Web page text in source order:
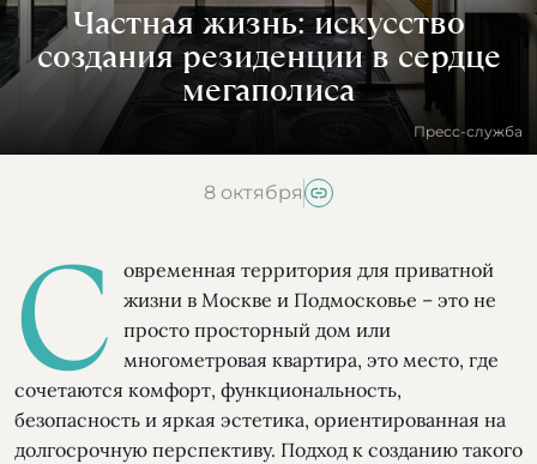
Частная жизнь: искусство
создания резиденции в сердце
мегаполиса
Пресс-служба
8 октября
С
овременная территория для приватной
жизни в Москве и Подмосковье – это не
просто просторный дом или
многометровая квартира, это место, где
сочетаются комфорт, функциональность,
безопасность и яркая эстетика, ориентированная на
долгосрочную перспективу. Подход к созданию такого